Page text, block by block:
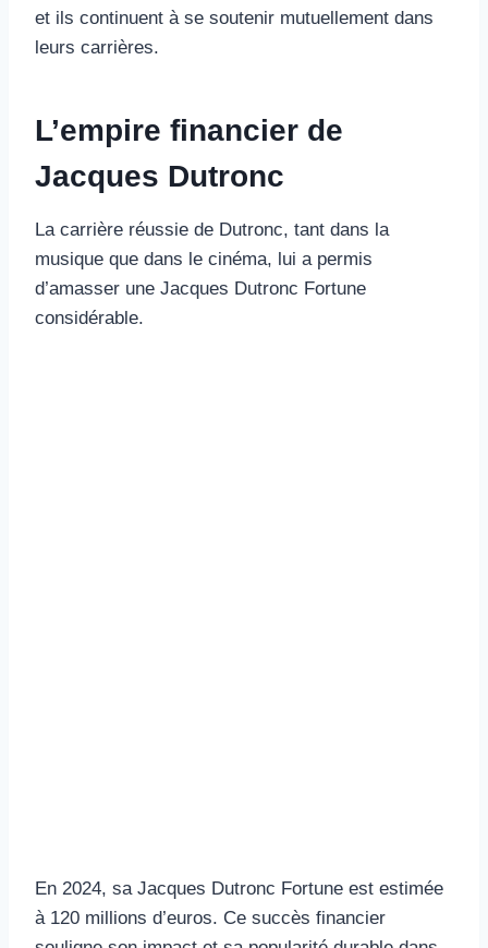
et ils continuent à se soutenir mutuellement dans
leurs carrières.
L’empire financier de
Jacques Dutronc
La carrière réussie de Dutronc, tant dans la
musique que dans le cinéma, lui a permis
d’amasser une Jacques Dutronc Fortune
considérable.
En 2024, sa Jacques Dutronc Fortune est estimée
à 120 millions d’euros. Ce succès financier